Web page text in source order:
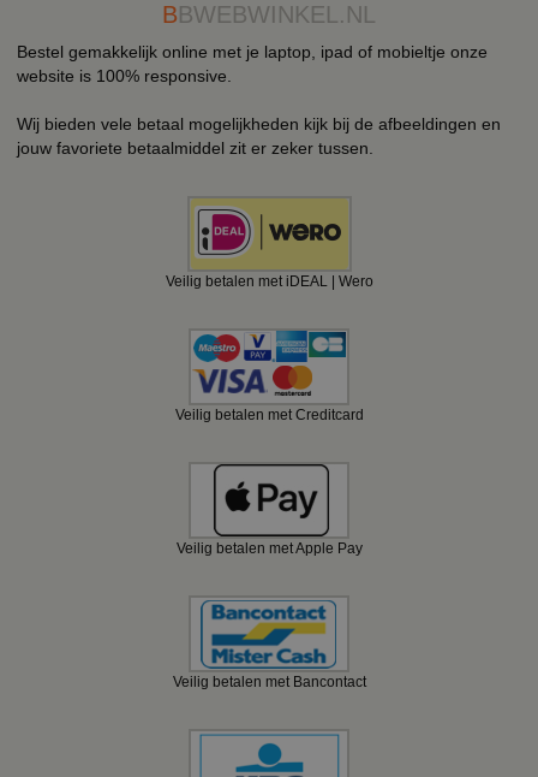
BBWEBWINKEL.NL
Bestel gemakkelijk online met je laptop, ipad of mobieltje onze
website is 100% responsive.
Wij bieden vele betaal mogelijkheden kijk bij de afbeeldingen en
jouw favoriete betaalmiddel zit er zeker tussen.
Veilig betalen met iDEAL | Wero
Veilig betalen met Creditcard
Veilig betalen met Apple Pay
Veilig betalen met Bancontact